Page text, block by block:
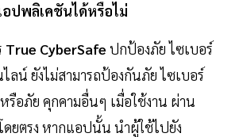
อปพลิเคชันได้หรือไม่
True CyberSafe ปกป้องภัย ไซเบอร์
ลน์ ยังไม่สามารถป้องกันภัย ไซเบอร์
รือภัย คุกคามอื่นๆ เมื่อใช้งาน ผ่าน
ยตรง หากแอปนั้น นำผู้ใช้ไปยัง